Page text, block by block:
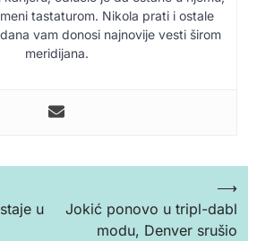
tastaturom. Nikola prati i ostale
vam donosi najnovije vesti širom
meridijana.
u
Jokić ponovo u tripl-dabl
modu, Denver srušio
⟶